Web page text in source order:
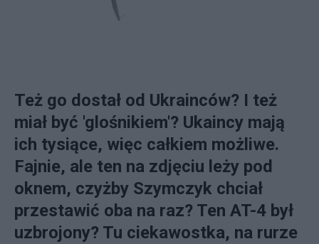
Też go dostał od Ukrainców? I też
miał być 'glośnikiem'? Ukaincy mają
ich tysiące, więc całkiem możliwe.
Fajnie, ale ten na zdjęciu leży pod
oknem, czyżby Szymczyk chciał
przestawić oba na raz? Ten AT-4 był
uzbrojony? Tu ciekawostka, na rurze